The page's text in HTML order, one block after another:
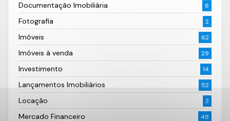
Documentação Imobiliária 6
Fotografia 2
Imóveis 62
Imóveis à venda 29
Investimento 14
Lançamentos Imobiliários 52
Locação 3
Mercado Financeiro 48